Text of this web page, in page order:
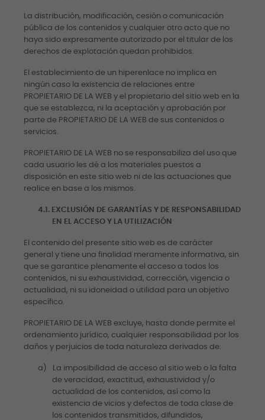
La distribución, modificación, cesión o comunicación
pública de los contenidos y cualquier otro acto que no
haya sido expresamente autorizado por el titular de los
derechos de explotación quedan prohibidos.
El establecimiento de un hiperenlace no implica en
ningún caso la existencia de relaciones entre
PROPIETARIO DE LA WEB y el propietario del sitio web en la
que se establezca, ni la aceptación y aprobación por
parte de PROPIETARIO DE LA WEB de sus contenidos o
servicios.
PROPIETARIO DE LA WEB no se responsabiliza del uso que
cada usuario les dé a los materiales puestos a
disposición en este sitio web ni de las actuaciones que
realice en base a los mismos.
4.1. EXCLUSIÓN DE GARANTÍAS Y DE RESPONSABILIDAD
EN EL ACCESO Y LA UTILIZACIÓN
El contenido del presente sitio web es de carácter
general y tiene una finalidad meramente informativa, sin
que se garantice plenamente el acceso a todos los
contenidos, ni su exhaustividad, corrección, vigencia o
actualidad, ni su idoneidad o utilidad para un objetivo
específico.
PROPIETARIO DE LA WEB excluye, hasta donde permite el
ordenamiento jurídico, cualquier responsabilidad por los
daños y perjuicios de toda naturaleza derivados de:
a)
La imposibilidad de acceso al sitio web o la falta
de veracidad, exactitud, exhaustividad y/o
actualidad de los contenidos, así como la
existencia de vicios y defectos de toda clase de
los contenidos transmitidos, difundidos,